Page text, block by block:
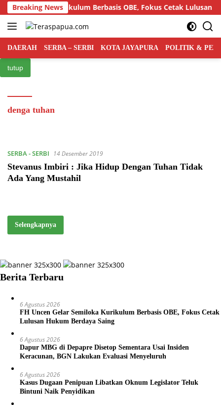
Langsung
ke
konten
Breaking News
Semiloka Kurikulum Berbasis OBE, Fokus Cetak Lulusan
DAERAH SERBA – SERBI KOTA JAYAPURA POLITIK &
tutup
denga tuhan
SERBA - SERBI 14 Desember 2019
Stevanus Imbiri : Jika Hidup Dengan Tuhan Tidak
Ada Yang Mustahil
Selengkapnya
Berita Terbaru
6 Agustus 2026
FH Uncen Gelar Semiloka Kurikulum Berbasis OBE, Fokus Cetak
Lulusan Hukum Berdaya Saing
6 Agustus 2026
Dapur MBG di Depapre Disetop Sementara Usai Insiden
Keracunan, BGN Lakukan Evaluasi Menyeluruh
6 Agustus 2026
Kasus Dugaan Penipuan Libatkan Oknum Legislator Teluk
Bintuni Naik Penyidikan